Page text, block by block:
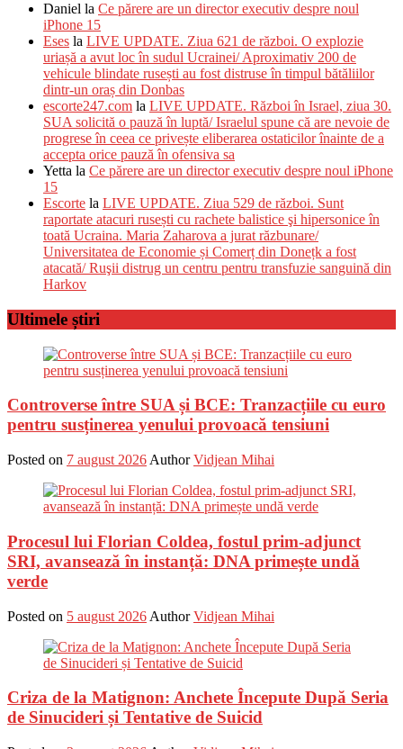
Daniel la Ce părere are un director executiv despre noul
iPhone 15
Eses la LIVE UPDATE. Ziua 621 de război. O explozie
uriașă a avut loc în sudul Ucrainei/ Aproximativ 200 de
vehicule blindate rusești au fost distruse în timpul bătăliilor
dintr-un oraș din Donbas
escorte247.com la LIVE UPDATE. Război în Israel, ziua 30.
SUA solicită o pauză în luptă/ Israelul spune că are nevoie de
progrese în ceea ce privește eliberarea ostaticilor înainte de a
accepta orice pauză în ofensiva sa
Yetta la Ce părere are un director executiv despre noul iPhone
15
Escorte la LIVE UPDATE. Ziua 529 de război. Sunt
raportate atacuri rusești cu rachete balistice şi hipersonice în
toată Ucraina. Maria Zaharova a jurat răzbunare/
Universitatea de Economie și Comerț din Donețk a fost
atacată/ Ruşii distrug un centru pentru transfuzie sanguină din
Harkov
Ultimele știri
Controverse între SUA și BCE: Tranzacțiile cu euro
pentru susținerea yenului provoacă tensiuni
Posted on 7 august 2026 Author Vidjean Mihai
Procesul lui Florian Coldea, fostul prim-adjunct
SRI, avansează în instanță: DNA primește undă
verde
Posted on 5 august 2026 Author Vidjean Mihai
Criza de la Matignon: Anchete Începute După Seria
de Sinucideri și Tentative de Suicid